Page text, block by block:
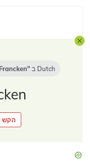
ב Dutch
הקש